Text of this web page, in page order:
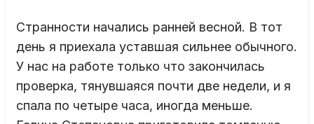
Странности начались ранней весной. В тот
день я приехала уставшая сильнее обычного.
У нас на работе только что закончилась
проверка, тянувшаяся почти две недели, и я
спала по четыре часа, иногда меньше.